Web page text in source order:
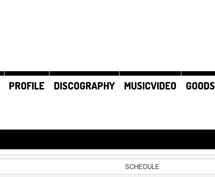
PROFILE DISCOGRAPHY MUSICVIDEO GOODS
SCHEDULE